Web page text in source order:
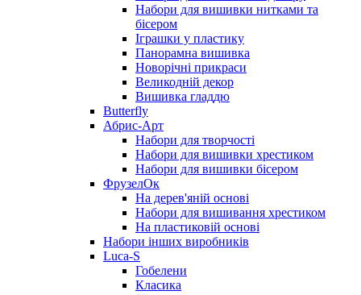
Набори для вишивки нитками та
бісером
Іграшки у пластику
Панорамна вишивка
Новорічні прикраси
Великодній декор
Вишивка гладдю
Butterfly
Абрис-Арт
Набори для творчості
Набори для вишивки хрестиком
Набори для вишивки бісером
ФрузелОк
На дерев'яній основі
Набори для вишивання хрестиком
На пластиковій основі
Набори інших виробників
Luca-S
Гобелени
Класика